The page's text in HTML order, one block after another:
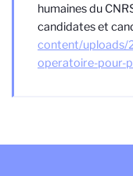
humaines du
candidates et
content/
operatoire-pour-